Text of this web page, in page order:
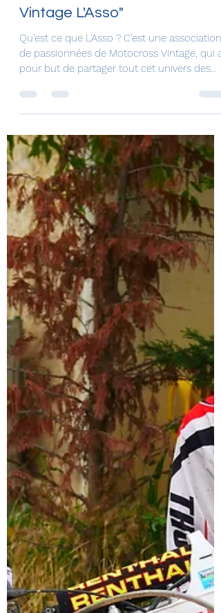
naissance de "Clickair
Vintage L'Asso"
Qu'est ce que L'Asso ? C'est une association
pour but de partager tout cet univers des
années...